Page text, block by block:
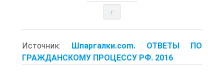
↑
Источник: Шпаргалки.com. ОТВЕТЫ ПО
ГРАЖДАНСКОМУ ПРОЦЕССУ РФ. 2016